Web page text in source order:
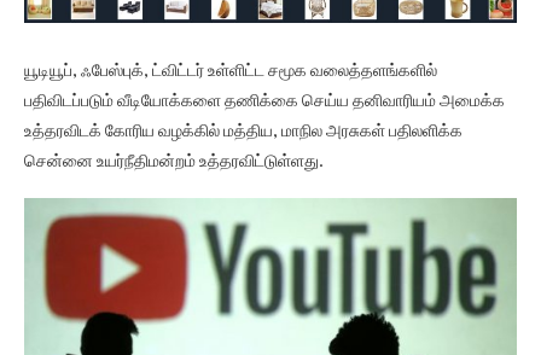
யூடியூப், ஃபேஸ்புக், ட்விட்டர் உள்ளிட்ட சமூக வலைத்தளங்களில்
பதிவிடப்படும் வீடியோக்களை தணிக்கை செய்ய தனிவாரியம் அமைக்க
உத்தரவிடக் கோரிய வழக்கில் மத்திய, மாநில அரசுகள் பதிலளிக்க
சென்னை உயர்நீதிமன்றம் உத்தரவிட்டுள்ளது.